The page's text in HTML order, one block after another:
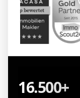
16.500+